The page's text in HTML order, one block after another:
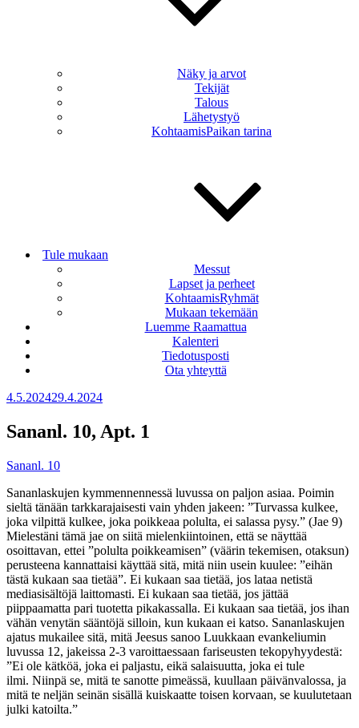
Näky ja arvot
Tekijät
Talous
Lähetystyö
KohtaamisPaikan tarina
Tule mukaan
Messut
Lapset ja perheet
KohtaamisRyhmät
Mukaan tekemään
Luemme Raamattua
Kalenteri
Tiedotusposti
Ota yhteyttä
Julkaistu
4.5.202429.4.2024
Sananl. 10, Apt. 1
Sananl. 10
Sananlaskujen kymmennennessä luvussa on paljon asiaa. Poimin
sieltä tänään tarkkarajaisesti vain yhden jakeen: ”Turvassa kulkee,
joka vilpittä kulkee, joka poikkeaa polulta, ei salassa pysy.” (Jae 9)
Mielestäni tämä jae on siitä mielenkiintoinen, että se näyttää
osoittavan, ettei ”polulta poikkeamisen” (väärin tekemisen, otaksun)
perusteena kannattaisi käyttää sitä, mitä niin usein kuulee: ”eihän
tästä kukaan saa tietää”. Ei kukaan saa tietää, jos lataa netistä
mediasisältöjä laittomasti. Ei kukaan saa tietää, jos jättää
piippaamatta pari tuotetta pikakassalla. Ei kukaan saa tietää, jos ihan
vähän venytän sääntöjä silloin, kun kukaan ei katso. Sananlaskujen
ajatus mukailee sitä, mitä Jeesus sanoo Luukkaan evankeliumin
luvussa 12, jakeissa 2-3 varoittaessaan fariseusten tekopyhyydestä:
”Ei ole kätköä, joka ei paljastu, eikä salaisuutta, joka ei tule
ilmi. Niinpä se, mitä te sanotte pimeässä, kuullaan päivänvalossa, ja
mitä te neljän seinän sisällä kuiskaatte toisen korvaan, se kuulutetaan
julki katoilta.”